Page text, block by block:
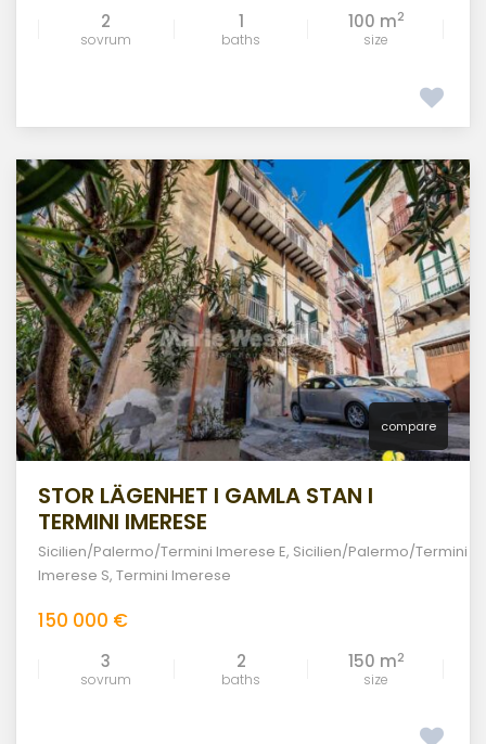
2
sovrum
1
baths
100 m2
size
compare
STOR LÄGENHET I GAMLA STAN I
TERMINI IMERESE
Sicilien/Palermo/Termini Imerese E, Sicilien/Palermo/Termini
Imerese S, Termini Imerese
150 000 €
3
sovrum
2
baths
150 m2
size